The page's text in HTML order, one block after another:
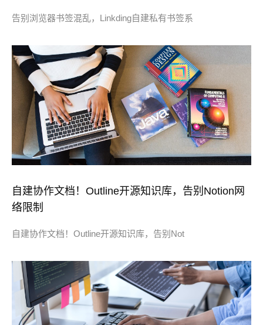
告别浏览器书签混乱，Linkding自建私有书签系
自建协作文档！Outline开源知识库，告别Notion网
络限制
自建协作文档！Outline开源知识库，告别Not